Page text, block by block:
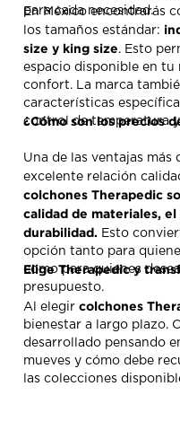
para cada necesidad.
En México encontrarás
los tamaños estándar:
size y king size. Esto
espacio disponible en tu
confort. La marca
características
control de temperatura
¿Cómo son los precios
Una de las ventajas más
excelente relación
colchones Therapedic
calidad de materiales,
durabilidad. Esto
opción tanto para
como para quienes
presupuesto.
Elige Therapedic y
Al elegir colchones
bienestar a largo plazo.
desarrollado pensando
mueves y cómo debe
las colecciones
experimenta por qué